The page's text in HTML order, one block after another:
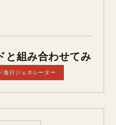
と組み合わせてみ
進行ジェネレーター